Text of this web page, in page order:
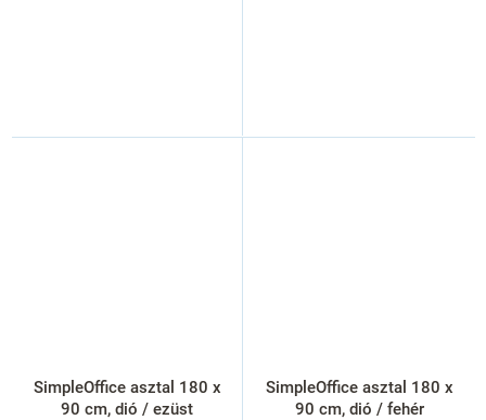
SimpleOffice asztal 180 x
90 cm, dió / ezüst
SimpleOffice asztal 180 x
90 cm, dió / fehér